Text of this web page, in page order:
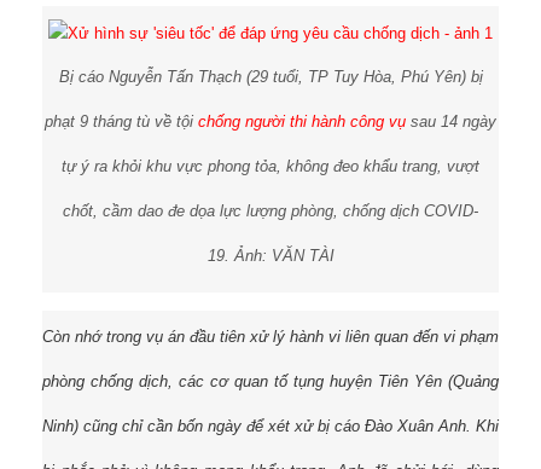
Bị cáo Nguyễn Tấn Thạch (29 tuổi, TP Tuy Hòa, Phú Yên) bị
phạt 9 tháng tù về tội chống người thi hành công vụ sau 14 ngày
tự ý ra khỏi khu vực phong tỏa, không đeo khẩu trang, vượt
chốt, cầm dao đe dọa lực lượng phòng, chống dịch COVID-
19. Ảnh: VĂN TÀI
Còn nhớ trong vụ án đầu tiên xử lý hành vi liên quan đến vi phạm
phòng chống dịch, các cơ quan tố tụng huyện Tiên Yên (Quảng
Ninh) cũng chỉ cần bốn ngày để xét xử bị cáo Đào Xuân Anh. Khi